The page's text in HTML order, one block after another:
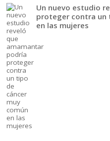
Un nuevo estudio
proteger contra un
en las mujeres